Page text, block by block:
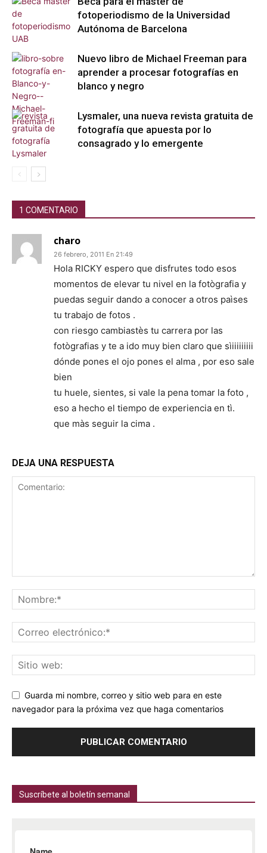
fotoperiodismo de la Universidad
Autónoma de Barcelona
Nuevo libro de Michael Freeman para
aprender a procesar fotografías en
blanco y negro
Lysmaler, una nueva revista gratuita de
fotografía que apuesta por lo
consagrado y lo emergente
1 COMENTARIO
charo
26 febrero, 2011 En 21:49
Hola RICKY espero que disfrutes todo esos
momentos de elevar tu nivel en la fotògrafia y
puedas seguir dando a conocer a otros paìses
tu trabajo de fotos .
con riesgo cambiastès tu carrera por las
fotògrafias y te a ido muy bien claro que sìiiiiiiiii
dónde pones el ojo pones el alma , por eso sale
bien
tu huele, sientes, si vale la pena tomar la foto ,
eso a hecho el tiempo de experiencia en tì.
que màs seguir la cima .
DEJA UNA RESPUESTA
Guarda mi nombre, correo y sitio web para en este
navegador para la próxima vez que haga comentarios
Suscríbete al boletín semanal